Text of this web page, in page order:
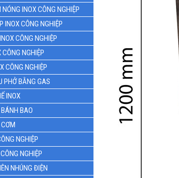
INOX CÔNG NGHIỆP
INOX CÔNG NGHIỆP
CÔNG NGHIỆP
CÔNG NGHIỆP
CÔNG NGHIỆP
PHỞ BẰNG GAS
INOX
BAO
NGHIỆP
NGHIỆP
NHÚNG ĐIỆN